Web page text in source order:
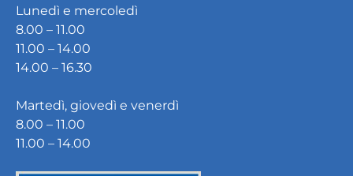
Lunedì e mercoledì
8.00 – 11.00
11.00 – 14.00
14.00 – 16.30
Martedì, giovedì e venerdì
8.00 – 11.00
11.00 – 14.00